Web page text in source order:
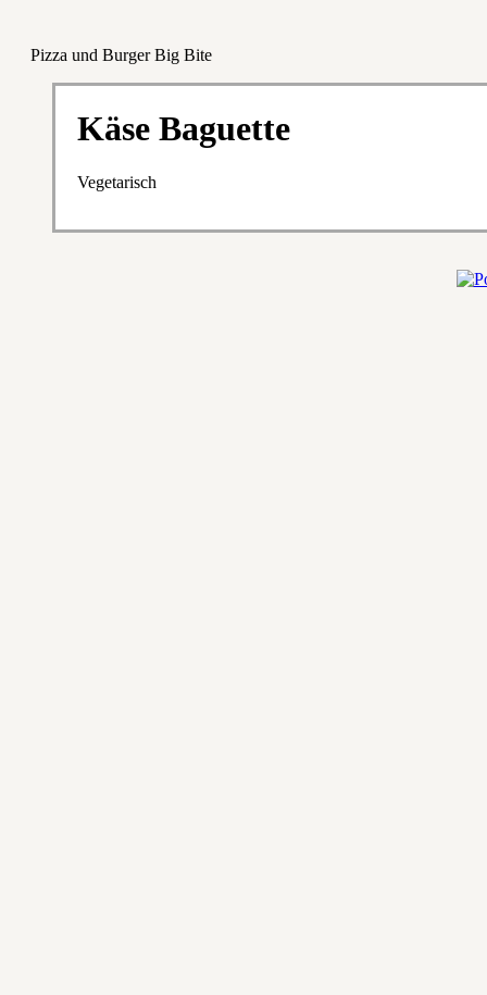
Pizza und Burger Big Bite
Käse Baguette
Vegetarisch